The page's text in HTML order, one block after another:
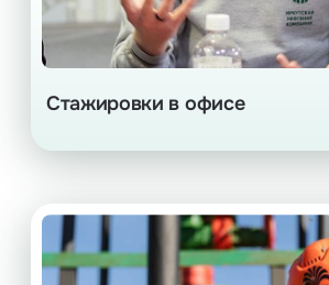
Стажировки в офисе
Практика на